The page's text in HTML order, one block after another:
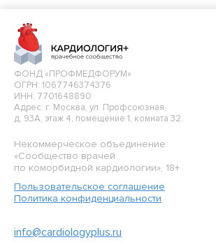
ФОНД «ПРОФМЕДФОРУМ»
ОГРН: 1067746374376
ИНН: 7701648890
Адрес: г. Москва, ул. Профсоюзная,
д. 93А, этаж 4, помещение 1, комната 32.
Некоммерческое объединение
«Сообщество врачей
по коморбидной кардиологии», 18+
Пользовательское соглашение
Политика конфиденциальности
info@cardiologyplus.ru